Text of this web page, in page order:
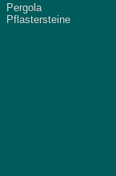
Pergola
Pflastersteine